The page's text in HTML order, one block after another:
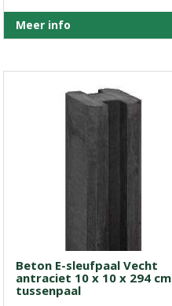
Meer info
Beton E-sleufpaal Vecht
antraciet 10 x 10 x 294 cm
tussenpaal